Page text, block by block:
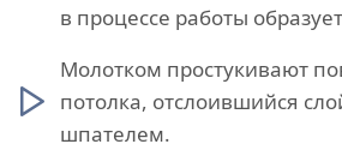
в процессе работы
Молотком простукивают
потолка, отслоившийся
шпателем.